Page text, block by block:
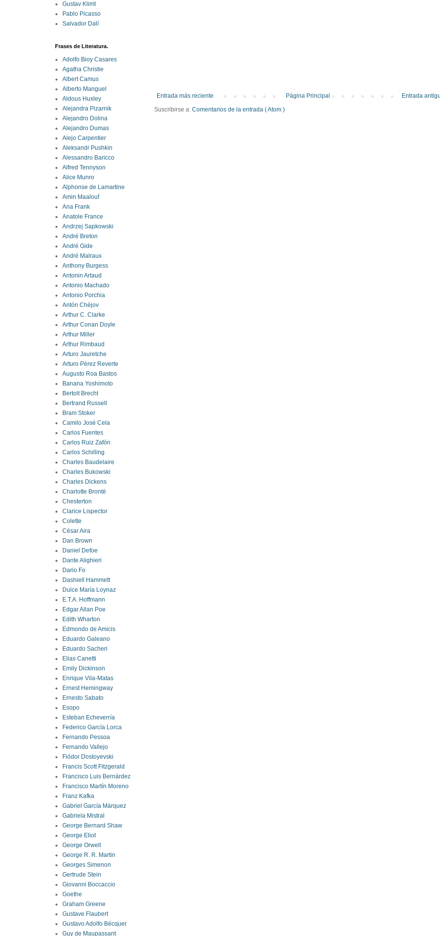
Entrada más reciente Entrada
Página Principal
Suscribirse a: Comentarios de la entrada ( Atom )
Gustav Klimt
Pablo Picasso
Salvador Dalí
Frases de Literatura.
Adolfo Bioy Casares
Agatha Christie
Albert Camus
Alberto Manguel
Aldous Huxley
Alejandra Pizarnik
Alejandro Dolina
Alejandro Dumas
Alejo Carpentier
Aleksandr Pushkin
Alessandro Baricco
Alfred Tennyson
Alice Munro
Alphonse de Lamartine
Amin Maalouf
Ana Frank
Anatole France
Andrzej Sapkowski
André Breton
André Gide
André Malraux
Anthony Burgess
Antonin Artaud
Antonio Machado
Antonio Porchia
Antón Chéjov
Arthur C. Clarke
Arthur Conan Doyle
Arthur Miller
Arthur Rimbaud
Arturo Jauretche
Arturo Pérez Reverte
Augusto Roa Bastos
Banana Yoshimoto
Bertolt Brecht
Bertrand Russell
Bram Stoker
Camilo José Cela
Carlos Fuentes
Carlos Ruiz Zafón
Carlos Schilling
Charles Baudelaire
Charles Bukowski
Charles Dickens
Charlotte Brontë
Chesterton
Clarice Lispector
Colette
César Aira
Dan Brown
Daniel Defoe
Dante Alighieri
Dario Fo
Dashiell Hammett
Dulce María Loynaz
E.T.A. Hoffmann
Edgar Allan Poe
Edith Wharton
Edmondo de Amicis
Eduardo Galeano
Eduardo Sacheri
Elias Canetti
Emily Dickinson
Enrique Vila-Matas
Ernest Hemingway
Ernesto Sabato
Esopo
Esteban Echeverría
Federico García Lorca
Fernando Pessoa
Fernando Vallejo
Fiódor Dostoyevski
Francis Scott Fitzgerald
Francisco Luis Bernárdez
Francisco Martín Moreno
Franz Kafka
Gabriel García Márquez
Gabriela Mistral
George Bernard Shaw
George Eliot
George Orwell
George R. R. Martin
Georges Simenon
Gertrude Stein
Giovanni Boccaccio
Goethe
Graham Greene
Gustave Flaubert
Gustavo Adolfo Bécquer
Guy de Maupassant